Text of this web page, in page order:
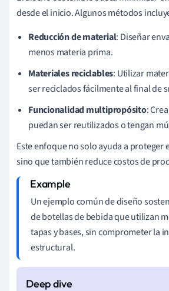
desde el inicio. Algunos métodos
Reducción de material: Diseñar
menos materia prima.
Materiales reciclables: Utilizar
ser reciclados fácilmente al final de
Funcionalidad multipropósito:
puedan ser reutilizados o tengan
Este enfoque no solo ayuda a proteger
sino que también reduce costos de
Un ejemplo común de diseño
de botellas de bebida que utilizan
tapas y bases, sin comprometer la
estructural.